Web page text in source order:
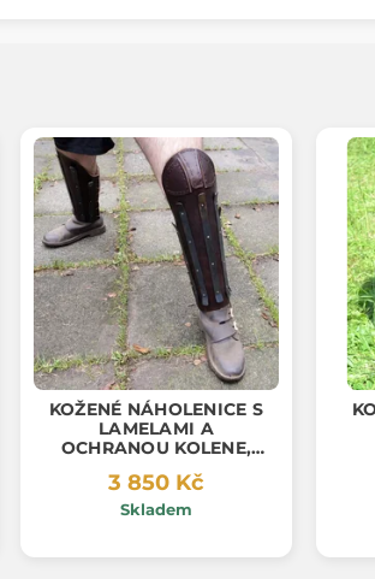
KOŽENÉ NÁHOLENICE S
LAMELAMI A
OCHRANOU KOLENE,
3 850 Kč
Skladem